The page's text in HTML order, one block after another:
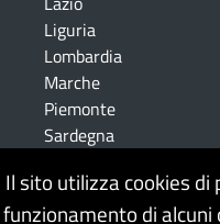
Il sito utilizza cookies
funzionamento di
Liguria
Lombardia
Marche
Piemonte
Sardegna
Toscana
Trentino Alto Adige